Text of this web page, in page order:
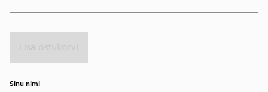
Sinu nimi